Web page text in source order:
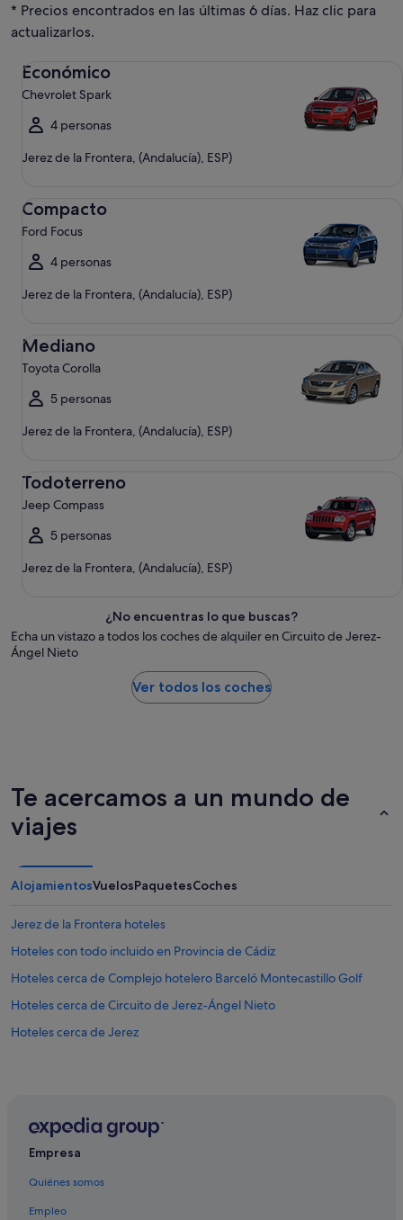
* Precios encontrados en las últimas 6 días. Haz clic para
actualizarlos.
Económico
Chevrolet Spark
4 personas
Jerez de la Frontera, (Andalucía), ESP)
Compacto
Ford Focus
4 personas
Jerez de la Frontera, (Andalucía), ESP)
Mediano
Toyota Corolla
5 personas
Jerez de la Frontera, (Andalucía), ESP)
Todoterreno
Jeep Compass
5 personas
Jerez de la Frontera, (Andalucía), ESP)
¿No encuentras lo que buscas?
Echa un vistazo a todos los coches de alquiler en Circuito de Jerez-
Ángel Nieto
Ver todos los coches
Te acercamos a un mundo de
viajes
AlojamientosVuelosPaquetesCoches
Jerez de la Frontera hoteles
Hoteles con todo incluido en Provincia de Cádiz
Hoteles cerca de Complejo hotelero Barceló Montecastillo Golf
Hoteles cerca de Circuito de Jerez-Ángel Nieto
Hoteles cerca de Jerez
Empresa
Quiénes somos
Empleo